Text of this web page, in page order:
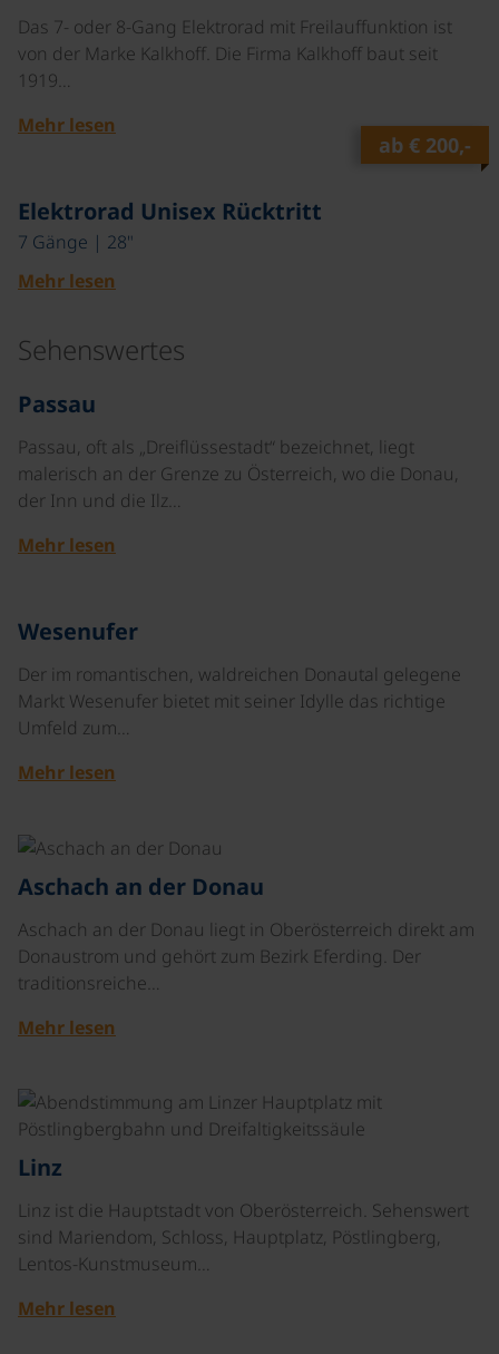
Das 7- oder 8-Gang Elektrorad mit Freilauffunktion ist
von der Marke Kalkhoff. Die Firma Kalkhoff baut seit
1919…
Mehr lesen
ab € 200,-
Elektrorad Unisex Rücktritt
7 Gänge | 28"
Mehr lesen
Sehenswertes
Passau
Passau, oft als „Dreiflüssestadt“ bezeichnet, liegt
malerisch an der Grenze zu Österreich, wo die Donau,
der Inn und die Ilz…
Mehr lesen
Wesenufer
Der im romantischen, waldreichen Donautal gelegene
Markt Wesenufer bietet mit seiner Idylle das richtige
Umfeld zum…
Mehr lesen
Aschach an der Donau
Aschach an der Donau liegt in Oberösterreich direkt am
Donaustrom und gehört zum Bezirk Eferding. Der
traditionsreiche…
Mehr lesen
Linz
Linz ist die Hauptstadt von Oberösterreich. Sehenswert
sind Mariendom, Schloss, Hauptplatz, Pöstlingberg,
Lentos-Kunstmuseum…
Mehr lesen